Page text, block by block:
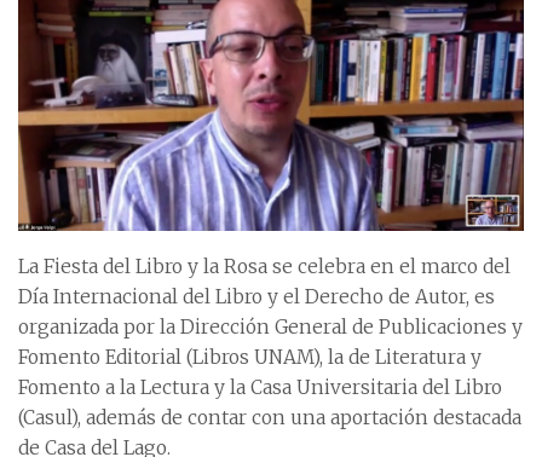
La Fiesta del Libro y la Rosa se celebra en el marco del
Día Internacional del Libro y el Derecho de Autor, es
organizada por la Dirección General de Publicaciones y
Fomento Editorial (Libros UNAM), la de Literatura y
Fomento a la Lectura y la Casa Universitaria del Libro
(Casul), además de contar con una aportación destacada
de Casa del Lago.